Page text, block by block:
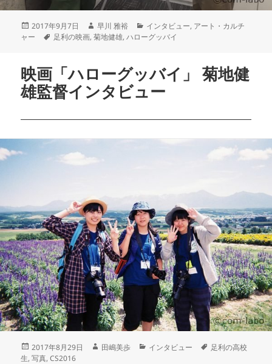
2017年9月7日 早川 雅裕 インタビュー, アート・カルチ
ャー
足利の映画,菊地健雄,ハローグッバイ
映画「ハローグッバイ」 菊地健
雄監督インタビュー
2017年8月29日 田嶋美歩 インタビュー
足利の高校
生,写真,CS2016